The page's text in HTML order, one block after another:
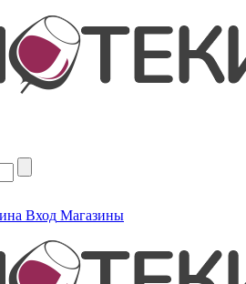
Вход Магазины